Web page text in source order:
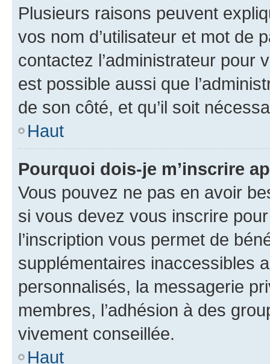
Plusieurs raisons peuvent
vos nom d’utilisateur et mot de
contactez l’administrateur pour
est possible aussi que
de son côté, et qu’il soit
Haut
Pourquoi dois-je m’inscrire
Vous pouvez ne pas en avoir
si vous devez vous inscrire
l’inscription vous permet de
supplémentaires inaccessibles
personnalisés, la messagerie
membres, l’adhésion à des
vivement conseillée.
Haut